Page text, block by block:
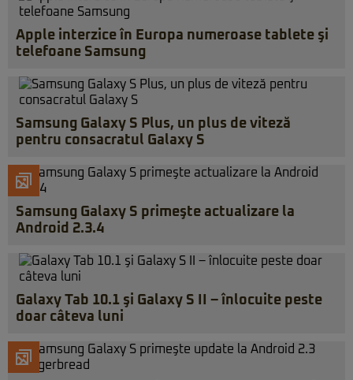
Apple interzice în Europa numeroase tablete şi
telefoane Samsung
Samsung Galaxy S Plus, un plus de viteză
pentru consacratul Galaxy S
Samsung Galaxy S primeşte actualizare la
Android 2.3.4
Galaxy Tab 10.1 şi Galaxy S II – înlocuite peste
doar câteva luni